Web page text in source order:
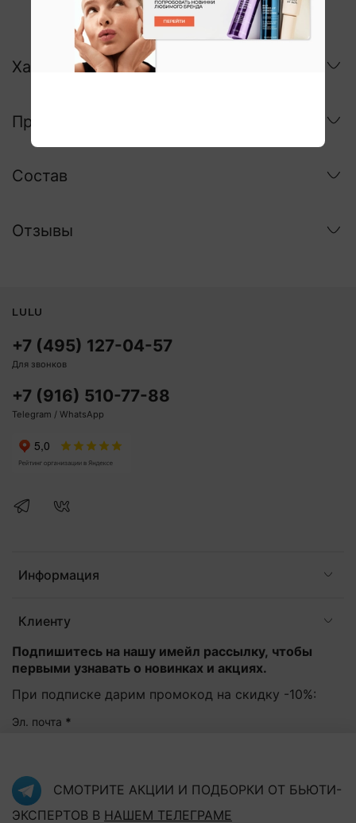
Характеристики
Применение
Состав
Отзывы
Информация
Клиенту
Подпишитесь на нашу имейл рассылку, чтобы
первыми узнавать о новинках и акциях.
При подписке дарим промокод на скидку -10%:
Эл. почта *
Подписаться
Нажав на кнопку "Подписаться", Вы соглашаетесь с
+7 (495) 127-04-57
Для звонков
+7 (916) 510-77-88
Telegram / WhatsApp
LULU
СМОТРИТЕ АКЦИИ И ПОДБОРКИ ОТ БЬЮТИ-
ЭКСПЕРТОВ В НАШЕМ ТЕЛЕГРАМЕ